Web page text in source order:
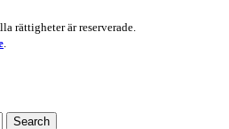
rättigheter är reserverade.
Search